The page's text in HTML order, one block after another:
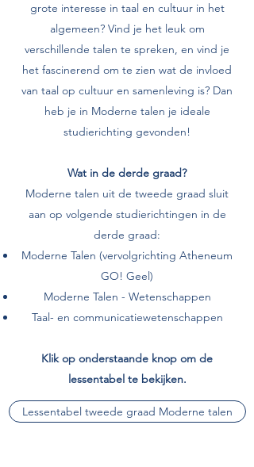
grote interesse in taal en cultuur in het
algemeen? Vind je het leuk om
verschillende talen te spreken, en vind je
het fascinerend om te zien wat de invloed
van taal op cultuur en samenleving is? Dan
heb je in Moderne talen je ideale
studierichting gevonden!
Wat in de derde graad?
Moderne talen uit de tweede graad sluit
aan op volgende studierichtingen in de
derde graad:
Moderne Talen (vervolgrichting Atheneum
GO! Geel)
Moderne Talen - Wetenschappen
Taal- en communicatiewetenschappen
Klik op onderstaande knop om de
lessentabel te bekijken.
Lessentabel tweede graad Moderne talen